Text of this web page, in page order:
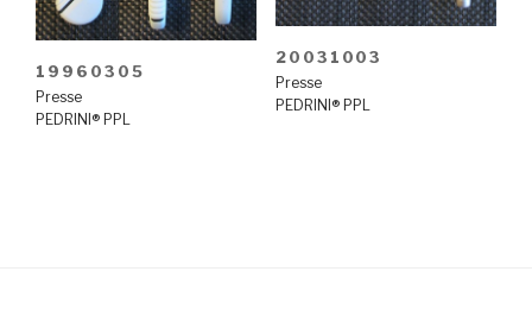
19960305
Presse
PEDRINI® PPL
20031003
Presse
PEDRINI® PPL